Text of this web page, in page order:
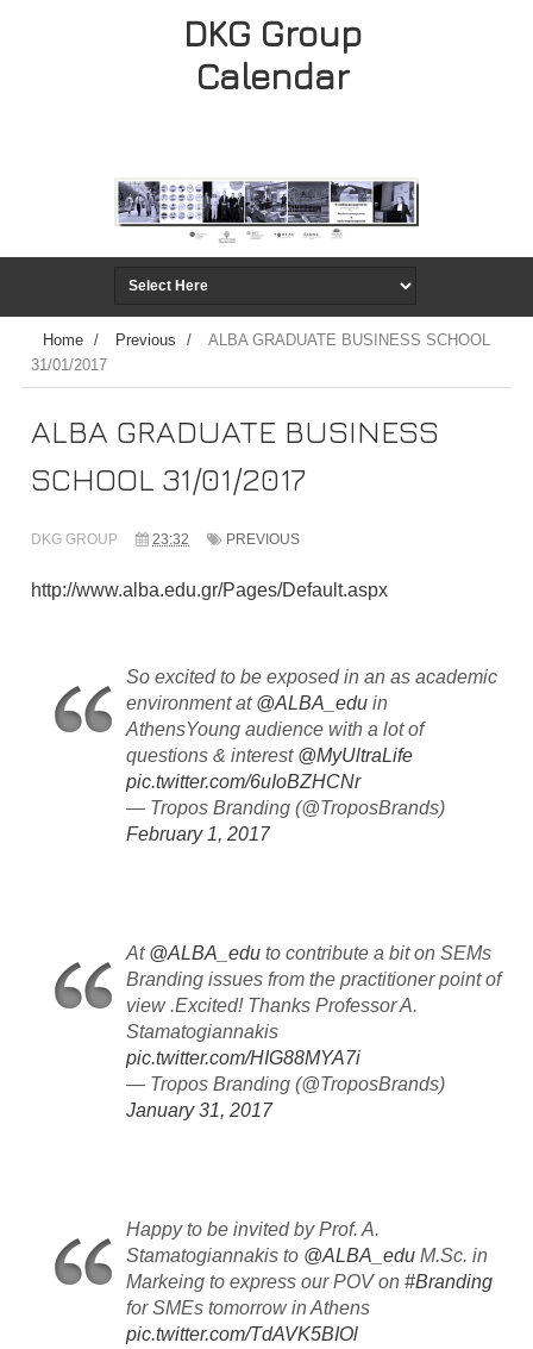
DKG Group
Calendar
Home / Previous /
ALBA GRADUATE BUSINESS SCHOOL
31/01/2017
ALBA GRADUATE BUSINESS
SCHOOL 31/01/2017
DKG GROUP 23:32 PREVIOUS
http://www.alba.edu.gr/Pages/Default.aspx
So excited to be exposed in an as academic
environment at @ALBA_edu in
AthensYoung audience with a lot of
questions & interest @MyUltraLife
pic.twitter.com/6uIoBZHCNr
— Tropos Branding (@TroposBrands)
February 1, 2017
At @ALBA_edu to contribute a bit on SEMs
Branding issues from the practitioner point of
view .Excited! Thanks Professor A.
Stamatogiannakis
pic.twitter.com/HIG88MYA7i
— Tropos Branding (@TroposBrands)
January 31, 2017
Happy to be invited by Prof. A.
Stamatogiannakis to @ALBA_edu M.Sc. in
Markeing to express our POV on #Branding
for SMEs tomorrow in Athens
pic.twitter.com/TdAVK5BIOl